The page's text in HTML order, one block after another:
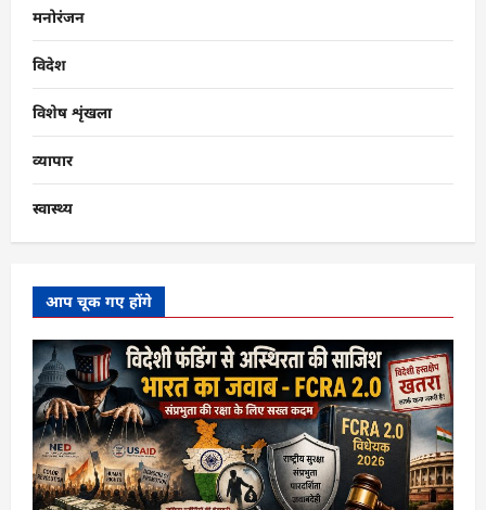
मनोरंजन
विदेश
विशेष शृंखला
व्यापार
स्वास्थ्य
आप चूक गए होंगे